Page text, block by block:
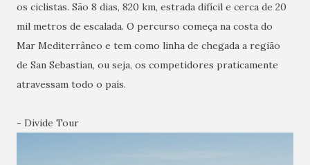
os ciclistas. São 8 dias, 820 km, estrada difícil e cerca de 20
mil metros de escalada. O percurso começa na costa do
Mar Mediterrâneo e tem como linha de chegada a região
de San Sebastian, ou seja, os competidores praticamente
atravessam todo o país.
- Divide Tour